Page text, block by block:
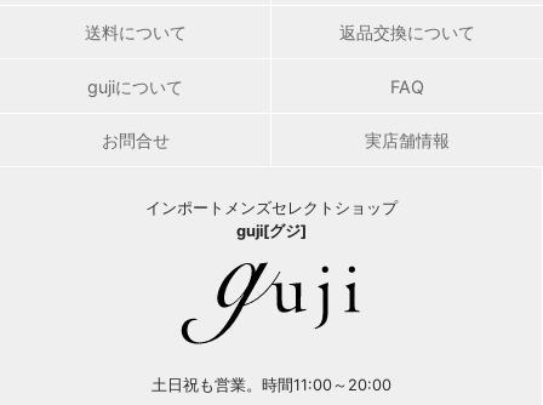
送料について 返品交換について
gujiについて FAQ
お問合せ 実店舗情報
インポートメンズセレクトショップ
guji[グジ]
土日祝も営業。時間11:00～20:00